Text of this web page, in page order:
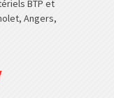
BTP et
Angers,